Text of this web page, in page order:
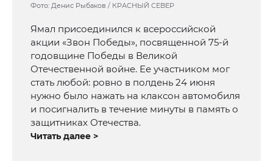
Фото: Денис Рыбаков / КРАСНЫЙ СЕВЕР
Ямал присоединился к всероссийской
акции «Звон Победы», посвященной 75-й
годовщине Победы в Великой
Отечественной войне. Ее участником мог
стать любой: ровно в полдень 24 июня
нужно было нажать на клаксон автомобиля
и посигналить в течение минуты в память о
защитниках Отечества.
Читать далее >